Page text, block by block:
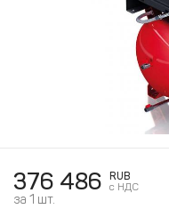
376 486
RUB
c НДС
за 1 шт.